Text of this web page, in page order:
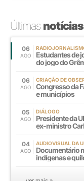
Últimasnotícias
06
AGO
Estudantes de
do jogo do
06
AGO
CRIAÇÃO DE
Congresso da
e municípios
05
AGO
DIÁLOGO
Presidente da
ex-ministro
04
AGO
AUDIOVISUAL DA
Documentário
indígenas e